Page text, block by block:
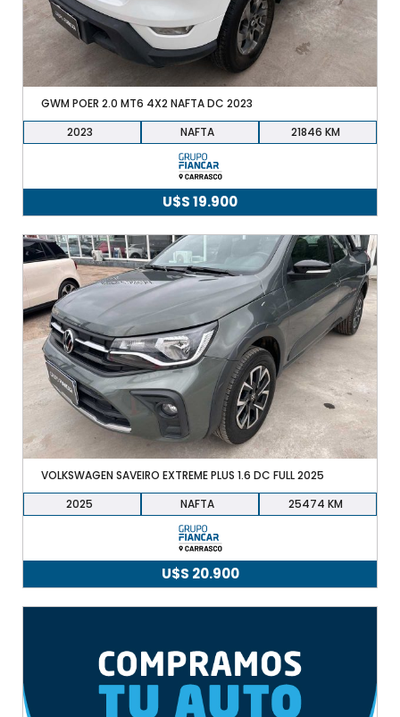
GWM POER 2.0 MT6 4X2 NAFTA DC 2023
2023
NAFTA 21846
U$S19.900
VOLKSWAGEN SAVEIRO EXTREME PLUS 1.6 DC FULL 2025
2025
NAFTA 25474
U$S 20.900